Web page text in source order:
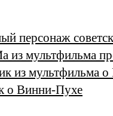
персонаж
из мультфильма
из мультфильма
о Винни-Пухе